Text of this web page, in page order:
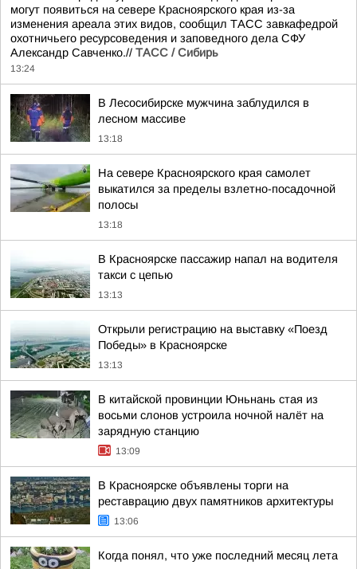
могут появиться на севере Красноярского края из-за
изменения ареала этих видов, сообщил ТАСС завкафедрой
охотничьего ресурсоведения и заповедного дела СФУ
Александр Савченко.// ТАСС / Сибирь
13:24
В Лесосибирске мужчина заблудился в
лесном массиве
13:18
На севере Красноярского края самолет
выкатился за пределы взлетно-посадочной
полосы
13:18
В Красноярске пассажир напал на водителя
такси с цепью
13:13
Открыли регистрацию на выставку «Поезд
Победы» в Красноярске
13:13
В китайской провинции Юньнань стая из
восьми слонов устроила ночной налёт на
зарядную станцию
13:09
В Красноярске объявлены торги на
реставрацию двух памятников архитектуры
13:06
Когда понял, что уже последний месяц лета